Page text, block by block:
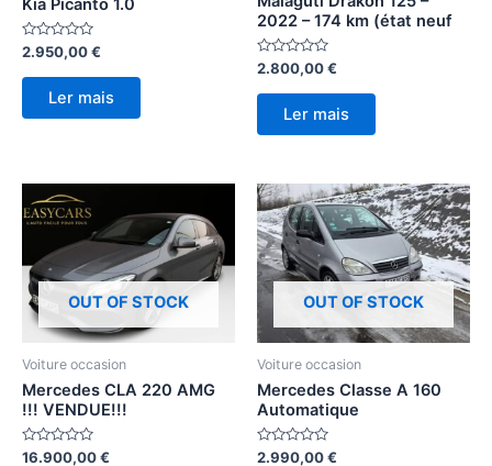
Kia Picanto 1.0
Avaliação
de
2.950,00€
Ler mais
2022 – 174 km (état neuf
Avaliação
de
2.800,00€
Ler mais
OUT OF STOCK
Voiture occasion
Mercedes CLA 220 AMG
!!! VENDUE!!!
Avaliação
16.900,00€
OUT OF STOCK
Voiture occasion
Mercedes Classe A 160
Automatique
Avaliação
2.990,00€